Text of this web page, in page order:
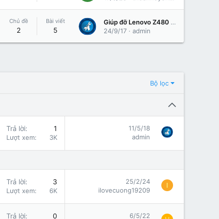
Chủ đề
2
Bài viết
5
Giúp đỡ Lenovo Z480 bị Pass Cmoss
24/9/17
admin
Bộ lọc
Trả lời 1
Lượt xem 3K
11/5/18
admin
Trả lời 3
Lượt xem 6K
25/2/24
ilovecuong19209
I
Trả lời 0
6/5/22